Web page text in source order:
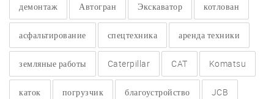
демонтаж Автогран Экскаватор котлован
асфальтирование спецтехника аренда техники
земляные работы Caterpillar CAT Komatsu
каток погрузчик благоустройство JCB